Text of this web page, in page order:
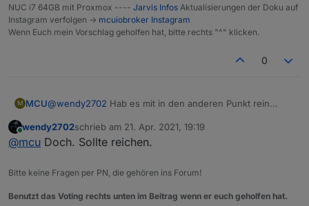
NUC i7 64GB mit Proxmox ---- Jarvis Infos Aktualisierungen der Doku auf
Instagram verfolgen -> mcuiobroker Instagram
Wenn Euch mein Vorschlag geholfen hat, bitte rechts "^" klicken.
0
M MCU@wendy2702 Hab es mit in den anderen Punkt rein
Online
wendy2702schrieb am 21. Apr. 2021, 19:19
zuletzt editiert von
@mcu Doch. Sollte reichen.
Bitte keine Fragen per PN, die gehören ins Forum!
Benutzt das Voting rechts unten im Beitrag wenn er euch geholfen hat.